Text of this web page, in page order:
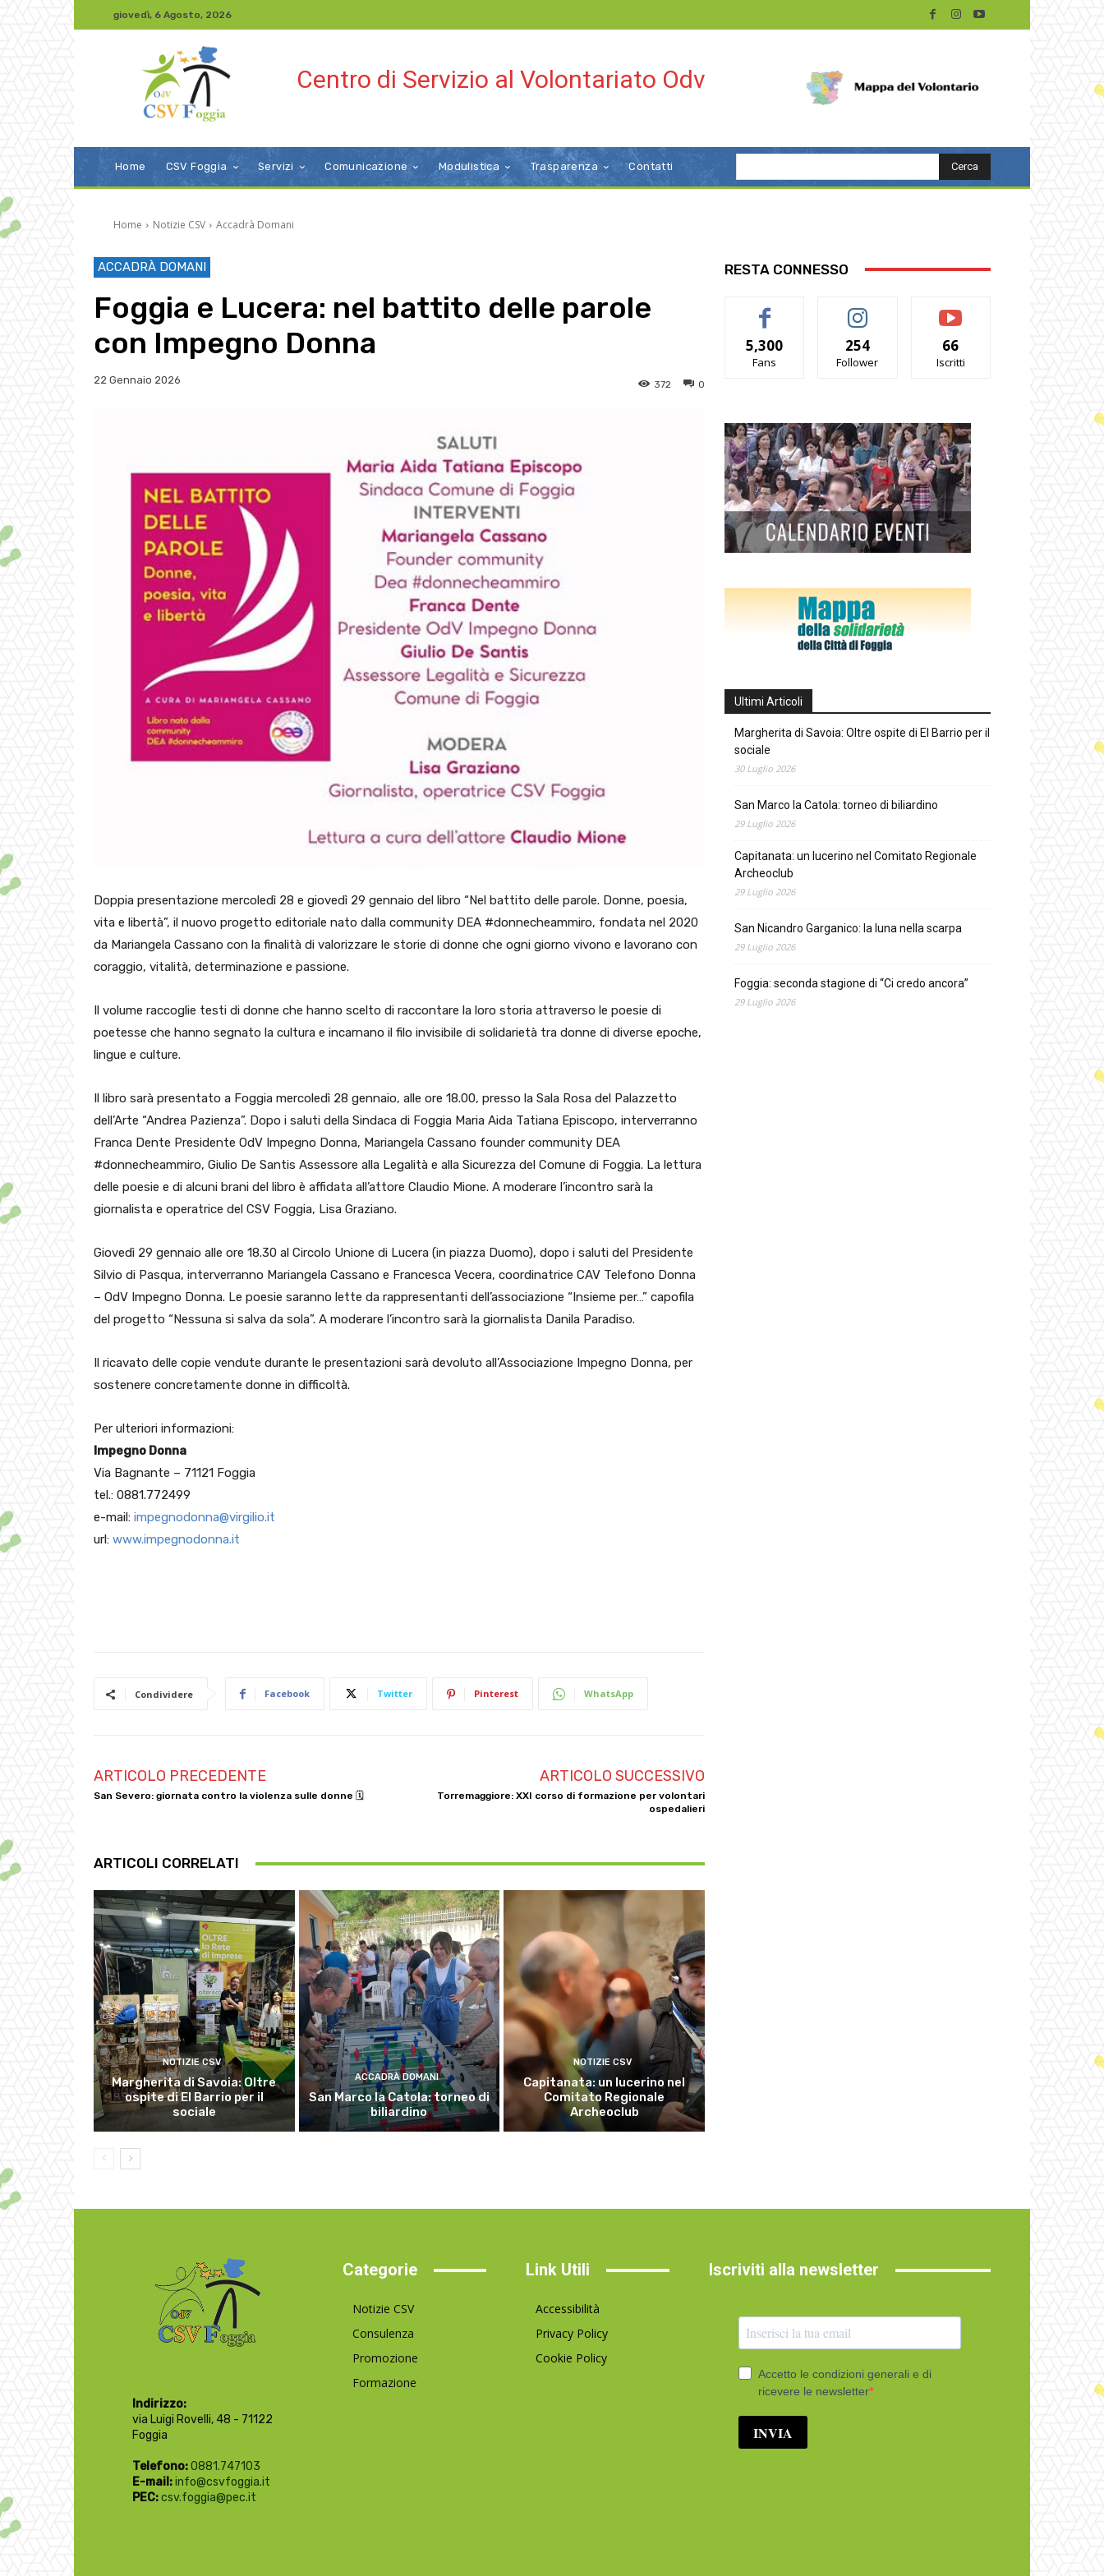
giovedì, 6 Agosto, 2026
Centro di Servizio al Volontariato Odv
Home CSV Foggia Servizi Comunicazione Modulistica Trasparenza Contatti Cerca
Home Notizie CSV Accadrà Domani
ACCADRÀ DOMANI
Foggia e Lucera: nel battito delle parole
con Impegno Donna
22 Gennaio 2026 0
372
Doppia presentazione mercoledì 28 e giovedì 29 gennaio del libro “Nel battito delle parole. Donne, poesia,
vita e libertà”, il nuovo progetto editoriale nato dalla community DEA #donnecheammiro, fondata nel 2020
da Mariangela Cassano con la finalità di valorizzare le storie di donne che ogni giorno vivono e lavorano con
coraggio, vitalità, determinazione e passione.
Il volume raccoglie testi di donne che hanno scelto di raccontare la loro storia attraverso le poesie di
poetesse che hanno segnato la cultura e incarnano il filo invisibile di solidarietà tra donne di diverse epoche,
lingue e culture.
Il libro sarà presentato a Foggia mercoledì 28 gennaio, alle ore 18.00, presso la Sala Rosa del Palazzetto
dell’Arte “Andrea Pazienza”. Dopo i saluti della Sindaca di Foggia Maria Aida Tatiana Episcopo, interverranno
Franca Dente Presidente OdV Impegno Donna, Mariangela Cassano founder community DEA
#donnecheammiro, Giulio De Santis Assessore alla Legalità e alla Sicurezza del Comune di Foggia. La lettura
delle poesie e di alcuni brani del libro è affidata all’attore Claudio Mione. A moderare l’incontro sarà la
giornalista e operatrice del CSV Foggia, Lisa Graziano.
Giovedì 29 gennaio alle ore 18.30 al Circolo Unione di Lucera (in piazza Duomo), dopo i saluti del Presidente
Silvio di Pasqua, interverranno Mariangela Cassano e Francesca Vecera, coordinatrice CAV Telefono Donna
– OdV Impegno Donna. Le poesie saranno lette da rappresentanti dell’associazione “Insieme per…” capofila
del progetto “Nessuna si salva da sola”. A moderare l’incontro sarà la giornalista Danila Paradiso.
Il ricavato delle copie vendute durante le presentazioni sarà devoluto all’Associazione Impegno Donna, per
sostenere concretamente donne in difficoltà.
Per ulteriori informazioni:
Impegno Donna
Via Bagnante – 71121 Foggia
tel.: 0881.772499
e-mail: impegnodonna@virgilio.it
url: www.impegnodonna.it
Condividere Facebook Twitter Pinterest WhatsApp
ARTICOLO PRECEDENTE
San Severo: giornata contro la violenza sulle donne 🗓
ARTICOLO SUCCESSIVO
Torremaggiore: XXI corso di formazione per volontari
ospedalieri
ARTICOLI CORRELATI
NOTIZIE CSV
Margherita di Savoia: Oltre
ospite di El Barrio per il
sociale
ACCADRÀ DOMANI
San Marco la Catola: torneo di
biliardino
NOTIZIE CSV
Capitanata: un lucerino nel
Comitato Regionale
Archeoclub
RESTA CONNESSO
5,300
Fans
254
Follower
66
Iscritti
Ultimi Articoli
Margherita di Savoia: Oltre ospite di El Barrio per il
sociale
30 Luglio 2026
San Marco la Catola: torneo di biliardino
29 Luglio 2026
Capitanata: un lucerino nel Comitato Regionale
Archeoclub
29 Luglio 2026
San Nicandro Garganico: la luna nella scarpa
29 Luglio 2026
Foggia: seconda stagione di “Ci credo ancora”
29 Luglio 2026
Indirizzo:
via Luigi Rovelli, 48 - 71122
Foggia
Telefono:0881.747103
E-mail:info@csvfoggia.it
PEC:csv.foggia@pec.it
Categorie
Notizie CSV
Consulenza
Promozione
Formazione
Link Utili
Accessibilità
Privacy Policy
Cookie Policy
Iscriviti alla newsletter